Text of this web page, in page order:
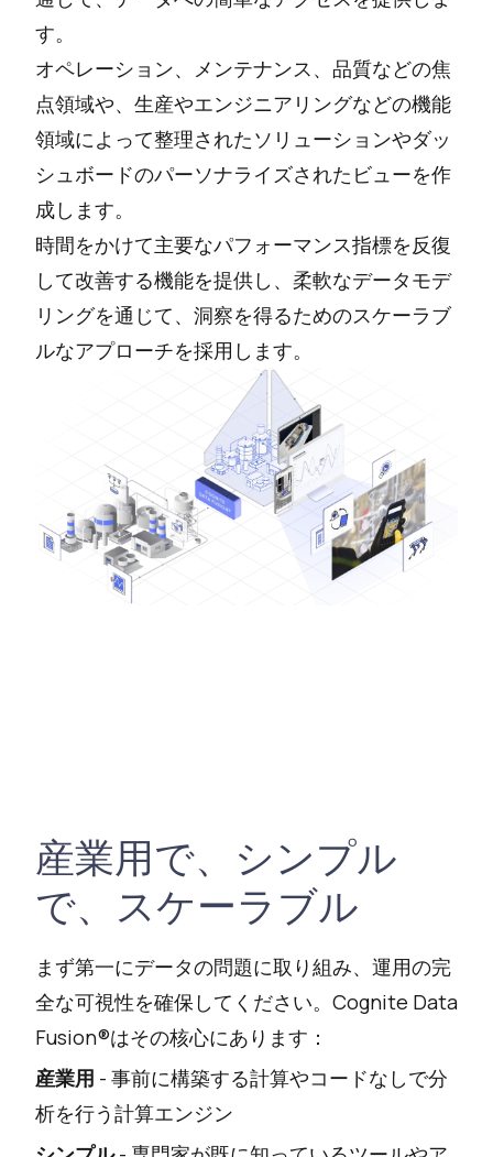
す。
オペレーション、メンテナンス、品質などの焦
点領域や、生産やエンジニアリングなどの機能
領域によって整理されたソリューションやダッ
シュボードのパーソナライズされたビューを作
成します。
時間をかけて主要なパフォーマンス指標を反復
して改善する機能を提供し、柔軟なデータモデ
リングを通じて、洞察を得るためのスケーラブ
ルなアプローチを採用します。
産業用で、シンプル
で、スケーラブル
まず第一にデータの問題に取り組み、運用の完
全な可視性を確保してください。Cognite Data
Fusion®はその核心にあります：
産業用 - 事前に構築する計算やコードなしで分
析を行う計算エンジン